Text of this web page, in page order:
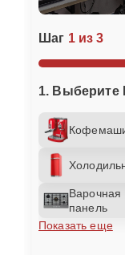
Шаг 1 из 3
1. Выберите
Варочная
панель
Показать еще